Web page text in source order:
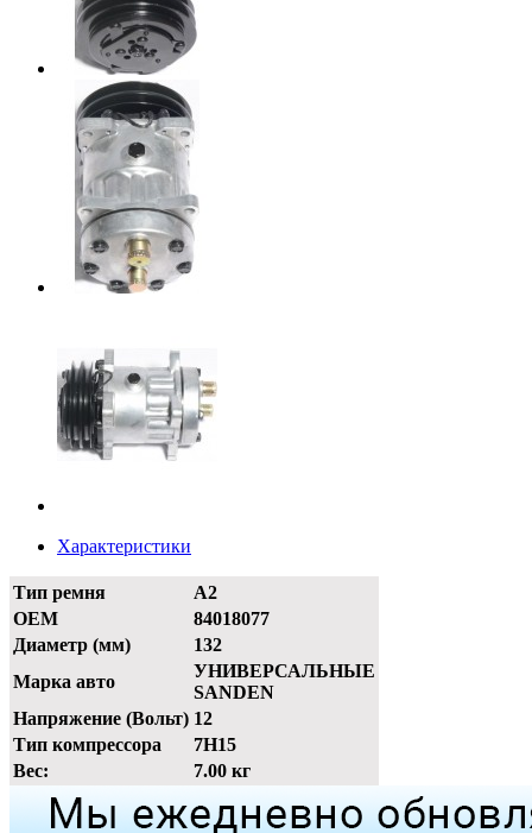
Характеристики
Тип ремня
A2
OEM
84018077
Диаметр (мм)
132
Марка авто
УНИВЕРСАЛЬНЫЕ
SANDEN
Напряжение (Вольт) 12
Тип компрессора
7H15
Вес:
7.00 кг